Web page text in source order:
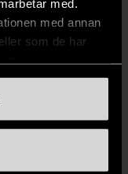
med.
med annan
som de har